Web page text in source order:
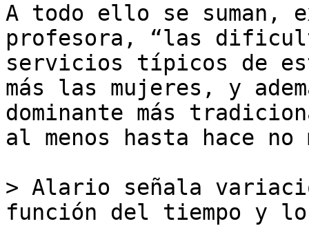
A todo ello se suman,
profesora, “las
servicios típicos de
más las mujeres, y
dominante más
al menos hasta hace no
> Alario señala
función del tiempo y